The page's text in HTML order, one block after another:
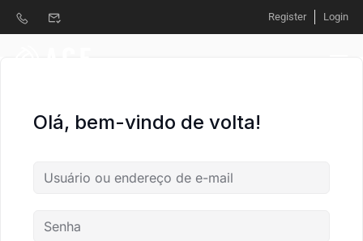
Register Login
Olá, bem-vindo de volta!